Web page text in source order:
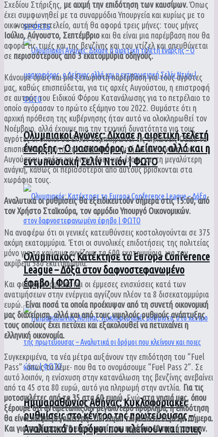
SPORTS
Ολυμπιακοί Αγώνες: Δίχασε η αιρετική τελετή
έναρξης – Ο μασκοφόρος, ο Δείπνος αλλά και η
εντυπωσιακή Σελίν Ντιόν | ΦΩΤΟ
Ολυμπιακός: Κατέκτησε το Europa Conference
League – Δόξα στον δαφνοστεφανωμένο
έφηβο | ΦΩΤΟ
Ημιμαραθώνιος Αθήνας: Κυκλοφοριακές
ρυθμίσεις στο κέντρο της πρωτεύουσας –
Αναλυτικά οι δρόμοι που κλείνουν και ποιες
Σχεδίου Στήριξης, με αιχμή την επιδότηση των καυσίμων.Όπως
έχει συμφωνηθεί με τα συναρμόδια Υπουργεία και κυρίως με το
οικονομικό επιτελείο, αυτή θα αφορά τρεις μήνες: τους μήνες
Ιούλιο, Αύγουστο, Σεπτέμβριοκαι θα είναι μια παρέμβαση που θα
αφορά τις τιμές και της βενζίνης και του ντίζελ και απευθύνεται
σε περισσότερους από 3 εκατομμύρια οδηγούς.
Κάνουμε όμως και μία ξεχωριστή παρέμβαση για τους αγρότες
μας, καθώς επισπεύδεται, για τις αρχές Αυγούστου, η επιστροφή
σε αυτούς του Ειδικού Φόρου Κατανάλωσης για το πετρέλαιο το
οποίο αγόρασαν το πρώτο εξάμηνο του 2022. Θυμάστε ότι η
αρχική πρόθεση της κυβέρνησης ήταν αυτό να ολοκληρωθεί τον
Νοέμβριο, αλλά έχουμε πια την τεχνική δυνατότητα για τους
αγρότες οι οποίοι θα έχουν συμπληρώσει τις δηλώσεις ΟΣΔΕ να
επισπεύσουμε αυτή την πληρωμή κι αυτή να γίνει εντός του
Αυγούστου, οπότε και οι αγρότες μας έχουν και τη μεγαλύτερη
ανάγκη, καθώς οι περισσότεροι από αυτούς βρίσκονται στα
χωράφια τους.
Αναλυτικά οι ρυθμίσεις θα εξειδικευτούν σήμερα στις 15:00, από
τον Χρήστο Σταϊκούρα, τον αρμόδιο Υπουργό Οικονομικών.
Να αναφέρω ότι οι γενικές κατευθύνσεις κοστολογούνται σε 375
ακόμη εκατομμύρια. Έτσι οι συνολικές επιδοτήσεις της πολιτείας
μόνο για τα καύσιμα αγγίζουν τα 600 εκατομμύρια, για την
ακρίβεια 580 εκατομμύρια.
Και φυσικά οι άμεσες και οι έμμεσες ενισχύσεις κατά των
ανατιμήσεων στην ενέργεια αγγίζουν πλέον τα 8 δισεκατομμύρια
ευρώ.Είναι ποσά τα οποία προέκυψαν από τη συνετή οικονομική
μας διαχείριση, αλλά και από τους υψηλούς ρυθμούς ανάπτυξης
τους οποίους έχει πετύχει και εξακολουθεί να πετυχαίνει η
ελληνική οικονομία.
Συγκεκριμένα, τα νέα μέτρα αυξάνουν την επιδότηση του “Fuel
Pass” -όπως το λέμε- που θα το ονομάσουμε “Fuel Pass 2”. Σε
αυτό λοιπόν, η ενίσχυση στην κατανάλωση της βενζίνης ανεβαίνει
από τα 45 στα 80 ευρώ, αυτό για πληρωμή στην αντλία. Για τις
μοτοσικλέτες από τα 35 στα 60 ευρώ.Ενώστα νησιά μας, όπου
ξέρουμε ότι αντιμετωπίζουν μεγαλύτερο πρόβλημα, η επιδότηση
θα είναι ακόμα μεγαλύτερη: 100 ευρώ τώρα αντί 55 μέχρι σήμερα.
Και για τα δίτροχα 70 ευρώ, αντί των περίπου 40 που ήταν πριν.